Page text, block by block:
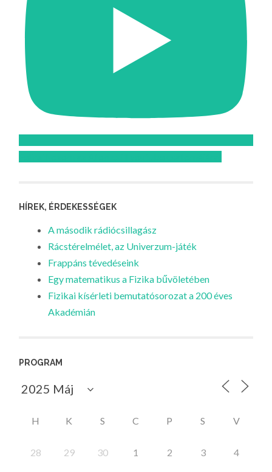
HÍREK, ÉRDEKESSÉGEK
A második rádiócsillagász
Rácstérelmélet, az Univerzum-játék
Frappáns tévedéseink
Egy matematikus a Fizika bűvöletében
Fizikai kísérleti bemutatósorozat a 200 éves
Akadémián
PROGRAM
H K S C P S V
28 29 30 1 2 3 4